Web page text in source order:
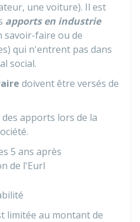
une voiture). Il est
apports en industrie
savoir-faire ou de
qui n'entrent pas dans
social.
doivent être versés de
des apports lors de la
5 ans après
de l'Eurl
limitée au montant de